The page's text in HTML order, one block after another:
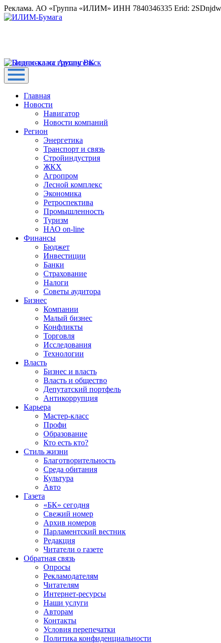
Реклама. АО «Группа «ИЛИМ» ИНН 7840346335 Erid:
Главная
Новости
Навигатор
Новости компаний
Регион
Энергетика
Транспорт и связь
Стройиндустрия
ЖКХ
Агропром
Лесной комплекс
Экономика
Ретроспектива
Промышленность
Туризм
НАО on-line
Финансы
Бюджет
Инвестиции
Банки
Страхование
Налоги
Советы аудитора
Бизнес
Компании
Малый бизнес
Конфликты
Торговля
Исследования
Технологии
Власть
Бизнес и власть
Власть и общество
Депутатский портфель
Антикоррупция
Карьера
Мастер-класс
Профи
Образование
Кто есть кто?
Стиль жизни
Благотворительность
Среда обитания
Культура
Авто
Газета
«БК» сегодня
Свежий номер
Архив номеров
Парламентский вестник
Редакция
Читатели о газете
Обратная связь
Опросы
Рекламодателям
Читателям
Интернет-ресурсы
Наши услуги
Авторам
Контакты
Условия перепечатки
Политика конфиденциальности